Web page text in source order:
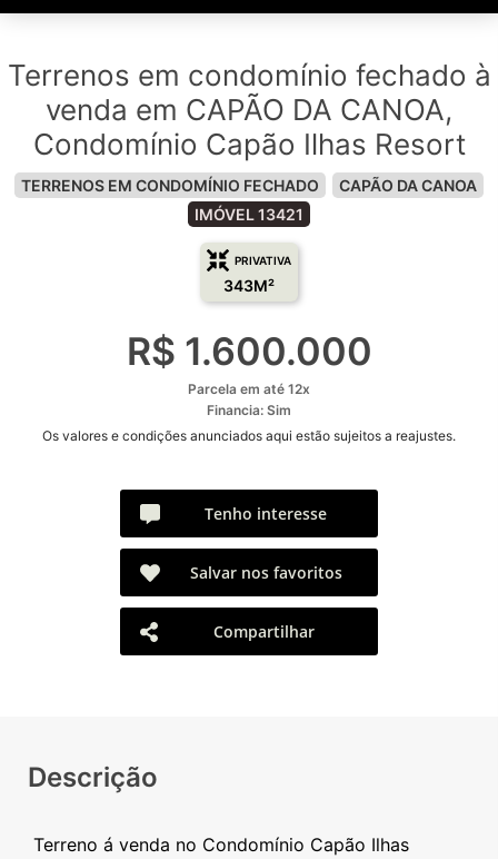
Terrenos em condomínio fechado à
venda em CAPÃO DA CANOA,
Condomínio Capão Ilhas Resort
TERRENOS EM CONDOMÍNIO FECHADO
CAPÃO DA CANOA
IMÓVEL 13421
PRIVATIVA
343M²
R$ 1.600.000
Parcela em até 12x
Financia: Sim
Os valores e condições anunciados aqui estão sujeitos a reajustes.
Tenho interesse
Salvar nos favoritos
Compartilhar
Descrição
Terreno á venda no Condomínio Capão Ilhas